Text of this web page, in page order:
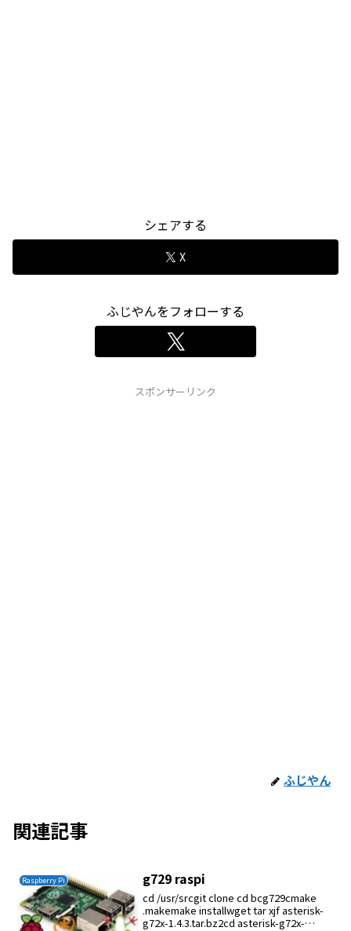
シェアする
X
ふじやんをフォローする
スポンサーリンク
ふじやん
関連記事
Raspberry Pi g729 raspi
cd /usr/srcgit clone cd bcg729cmake
.makemake installwget tar xjf asterisk-
g72x-1.4.3.tar.bz2cd asterisk-g72x-